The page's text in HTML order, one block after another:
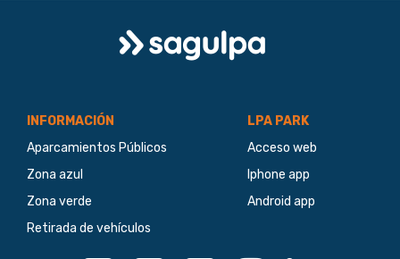
Logo
Sagulpa
INFORMACIÓN
Aparcamientos Públicos
Zona azul
Zona verde
Retirada de vehículos
LPA PARK
Acceso web
Iphone app
Android app